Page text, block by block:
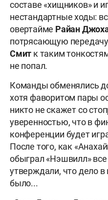
составе «хищников» и
нестандартные ходы:
овертайме Райан
потрясающую передачу
Смит к таким
не попал.
Команды обменялись
хотя фаворитом пары
никто не скажет со
уверенностью, что в
конференции будет
После того, как
обыграл «Нэшвилл» все
утверждали, что дело в
было...